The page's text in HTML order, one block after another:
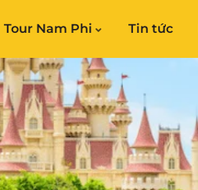
Tour Nam Phi Tin tức